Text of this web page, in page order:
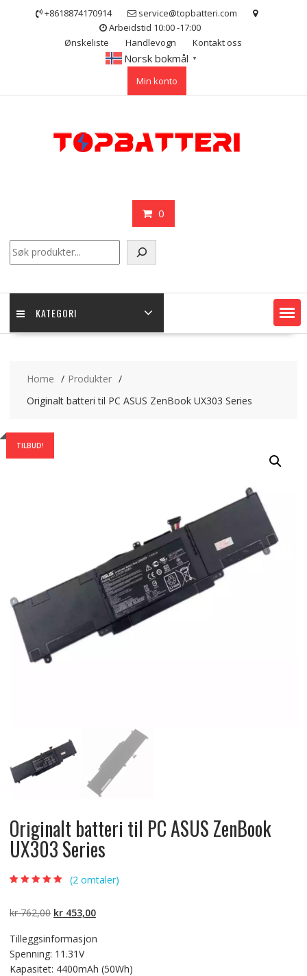
+8618874170914
service@topbatteri.com
Arbeidstid 10:00 -17:00
Ønskeliste
Handlevogn Kontakt oss
Norsk bokmål ▼
Min konto
0
KATEGORI
Home
Produkter
Originalt batteri til PC ASUS ZenBook UX303 Series
TILBUD!
Originalt batteri til PC ASUS ZenBook
UX303 Series
kundevurderinger
(2omtaler)
kr762,00 Opprinnelig
var:
kr 762,00.
kr453,00Nåværende
er:
Tilleggsinformasjon
Spenning: 11.31V
Kapasitet: 4400mAh (50Wh)